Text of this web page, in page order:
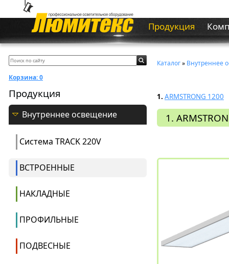
Продукция
Корзина:0
Продукция
Внутреннее освещение
Система ТRACK 220V
ВСТРОЕННЫЕ
НАКЛАДНЫЕ
ПРОФИЛЬНЫЕ
ПОДВЕСНЫЕ
Каталог» Внутреннее
1. ARMSTRONG 1200
1.